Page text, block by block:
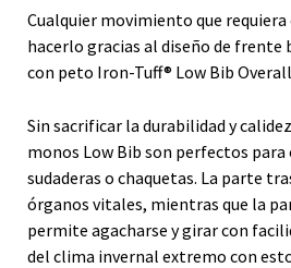
Cualquier movimiento que
hacerlo gracias al diseño de frente
con peto Iron-Tuff® Low Bib
Sin sacrificar la durabilidad y
monos Low Bib son perfectos
sudaderas o chaquetas. La parte
órganos vitales, mientras que la
permite agacharse y girar con
del clima invernal extremo con